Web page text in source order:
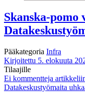
Skanska-pomo
Pääkategoria Infra
Kirjoitettu 5. elokuuta
Tilaajille
Ei kommentteja
Datakeskustyömaita